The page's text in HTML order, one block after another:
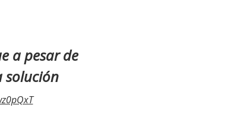
a pesar de
solución